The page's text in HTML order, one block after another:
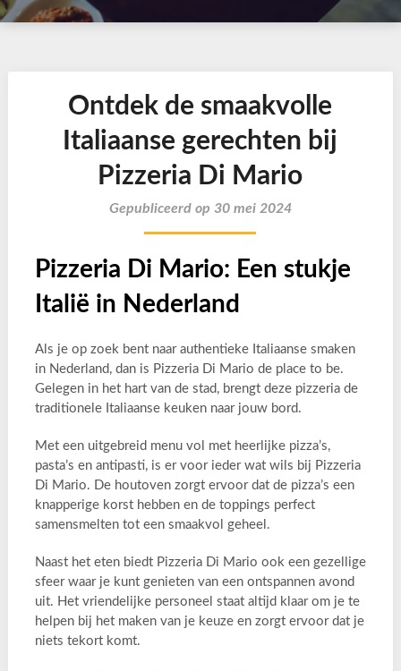
Ontdek de smaakvolle
Italiaanse gerechten bij
Pizzeria Di Mario
Gepubliceerd op 30 mei 2024
Pizzeria Di Mario: Een stukje
Italië in Nederland
Als je op zoek bent naar authentieke Italiaanse smaken
in Nederland, dan is Pizzeria Di Mario de place to be.
Gelegen in het hart van de stad, brengt deze pizzeria de
traditionele Italiaanse keuken naar jouw bord.
Met een uitgebreid menu vol met heerlijke pizza’s,
pasta’s en antipasti, is er voor ieder wat wils bij Pizzeria
Di Mario. De houtoven zorgt ervoor dat de pizza’s een
knapperige korst hebben en de toppings perfect
samensmelten tot een smaakvol geheel.
Naast het eten biedt Pizzeria Di Mario ook een gezellige
sfeer waar je kunt genieten van een ontspannen avond
uit. Het vriendelijke personeel staat altijd klaar om je te
helpen bij het maken van je keuze en zorgt ervoor dat je
niets tekort komt.